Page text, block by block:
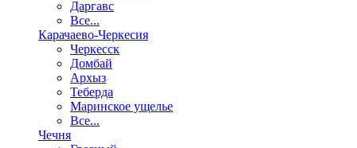
Даргавс
Все...
Карачаево-Черкесия
Черкесск
Домбай
Архыз
Теберда
Маринское ущелье
Все...
Чечня